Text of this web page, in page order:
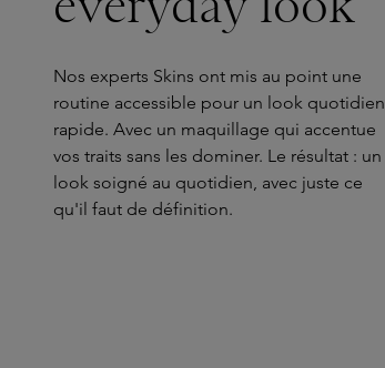
Nos experts Skins ont mis au point une
routine accessible pour un look quotidien
rapide. Avec un maquillage qui accentue
vos traits sans les dominer. Le résultat : un
look soigné au quotidien, avec juste ce
qu'il faut de définition.